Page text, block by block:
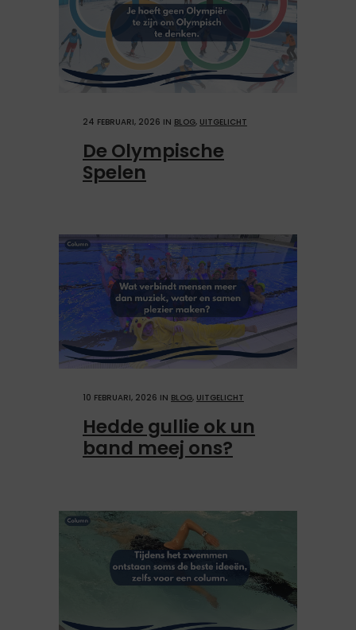
24 FEBRUARI, 2026 IN BLOG, UITGELICHT
De Olympische
Spelen
10 FEBRUARI, 2026 IN BLOG, UITGELICHT
Hedde gullie ok un
band meej ons?